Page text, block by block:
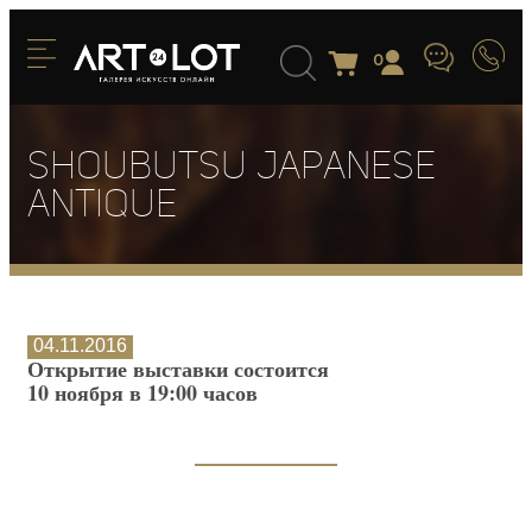
0
Shoubutsu japanese
antique
04.11.2016
Открытие выставки состоится
10 ноября в 19:00 часов